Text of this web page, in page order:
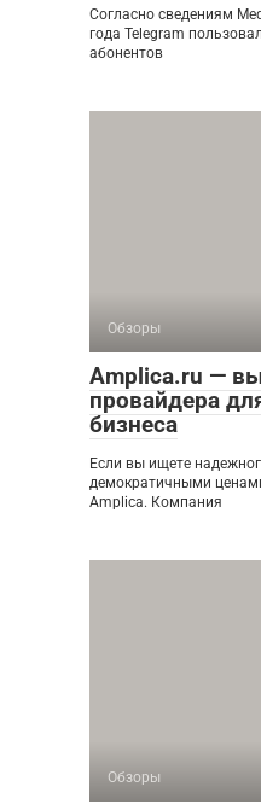
Согласно сведениям
года Telegram
абонентов
Обзоры
Amplica.ru —
провайдера
бизнеса
Если вы ищете
демократичными
Amplica. Компания
Обзоры